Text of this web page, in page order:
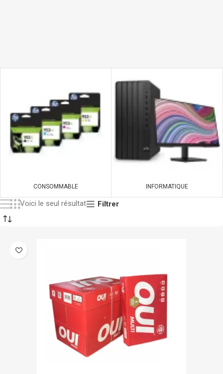
CONSOMMABLE INFORMATIQUE
Voici le seul résultat Filtrer